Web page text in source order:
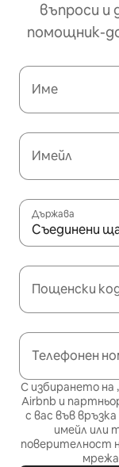
въпроси и
помощник-
Име
Имейл
Държава
Съединени
Пощенски
Телефонен
С избирането на
Airbnb и
с вас във
имейл или
поверителност